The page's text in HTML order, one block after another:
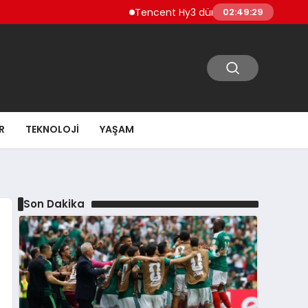
Tencent Hy3 dünya genelinde kullanıma
02:49:30
TEKNOLOJI YAŞAM
Son Dakika